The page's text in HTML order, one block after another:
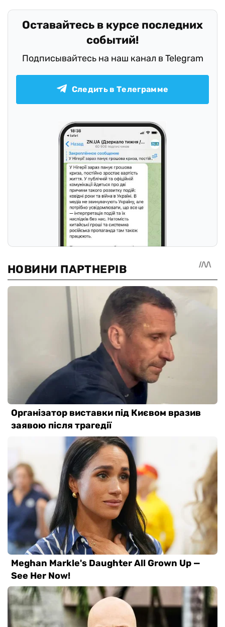
Оставайтесь в курсе последних
событий!
Подписывайтесь на наш канал в Telegram
Следить в Телеграмме